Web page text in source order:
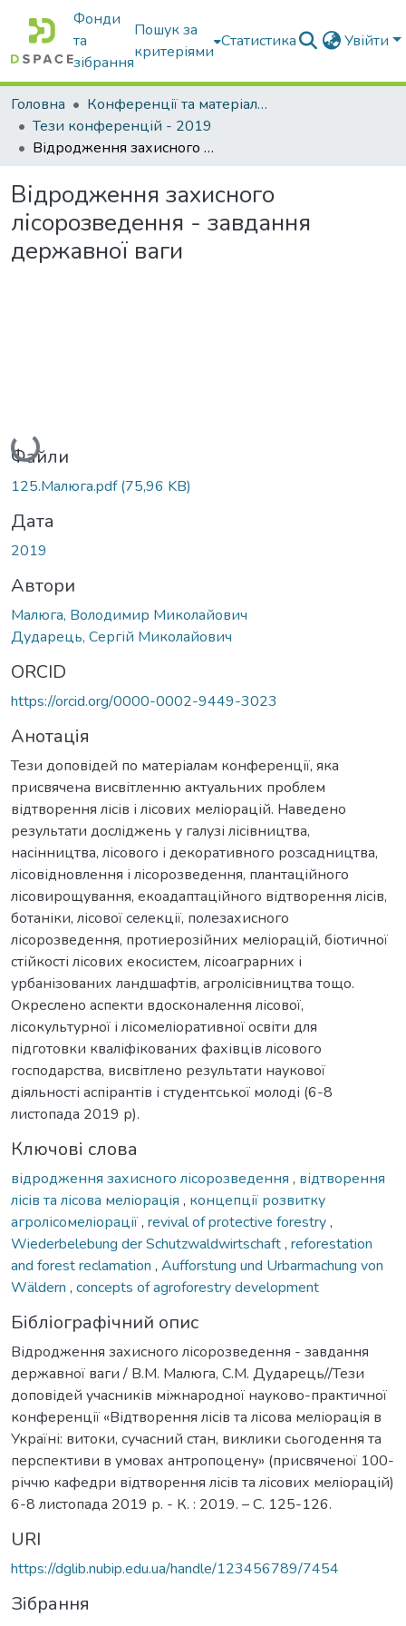
Фонди
та
зібрання
Пошук за
критеріями
Статистика Увійти
Головна
Конференції та матеріали конференцій
Тези конференцій - 2019
Відродження захисного лісорозведення - завдання державної ваги
Відродження захисного
лісорозведення - завдання
державної ваги
Вантажиться...
Файли
125.Малюга.pdf(75,96 KB)
Дата
2019
Автори
Малюга, Володимир Миколайович
Дударець, Сергій Миколайович
ORCID
https://orcid.org/0000-0002-9449-3023
Анотація
Тези доповідей по матеріалам конференції, яка
присвячена висвітленню актуальних проблем
відтворення лісів і лісових меліорацій. Наведено
результати досліджень у галузі лісівництва,
насінництва, лісового і декоративного розсадництва,
лісовідновлення і лісорозведення, плантаційного
лісовирощування, екоадаптаційного відтворення лісів,
ботаніки, лісової селекції, полезахисного
лісорозведення, протиерозійних меліорацій, біотичної
стійкості лісових екосистем, лісоаграрних і
урбанізованих ландшафтів, агролісівництва тощо.
Окреслено аспекти вдосконалення лісової,
лісокультурної і лісомеліоративної освіти для
підготовки кваліфікованих фахівців лісового
господарства, висвітлено результати наукової
діяльності аспірантів і студентської молоді (6-8
листопада 2019 р).
Ключові слова
відродження захисного лісорозведення , відтворення
лісів та лісова меліорація , концепції розвитку
агролісомеліорації, revival of protective forestry,
Wiederbelebung der Schutzwaldwirtschaft, reforestation
and forest reclamation , Aufforstung und Urbarmachung von
Wäldern , concepts of agroforestry development
Бібліографічний опис
Відродження захисного лісорозведення - завдання
державної ваги / В.М. Малюга, С.М. Дударець//Тези
доповідей учасників міжнародної науково-практичної
конференції «Відтворення лісів та лісова меліорація в
Україні: витоки, сучасний стан, виклики сьогодення та
перспективи в умовах антропоцену» (присвяченої 100-
річчю кафедри відтворення лісів та лісових меліорацій)
6-8 листопада 2019 р. - К. : 2019. – С. 125-126.
URI
https://dglib.nubip.edu.ua/handle/123456789/7454
Зібрання